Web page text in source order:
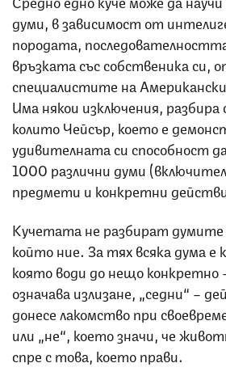
думи, в зависимост от
породата,
връзката със собственика си,
специалистите на
Има някои изключения,
колито Чейсър, което е
удивителната си способност
1000 различни думи
предмети и конкретни
Кучетата не разбират думите
който ние. За тях всяка дума е
която води до нещо конкретно
означава излизане, „седни“ –
донесе лакомство при
или „не“, което значи, че
спре с това, което прави.